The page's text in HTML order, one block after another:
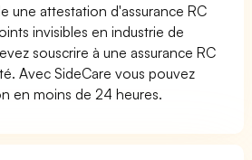
une attestation d'assurance RC
invisibles en industrie de
souscrire à une assurance RC
Avec SideCare vous pouvez
en moins de 24 heures.